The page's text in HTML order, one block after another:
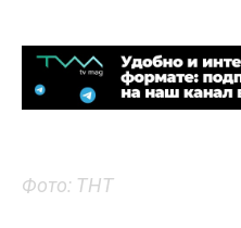
Фото: ТНТ